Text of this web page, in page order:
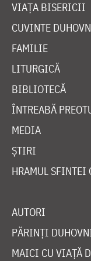
VIAȚA BISERICII
CUVINTE
FAMILIE
LITURGICĂ
BIBLIOTECĂ
ÎNTREABĂ
MEDIA
ȘTIRI
HRAMUL SFINTEI
AUTORI
PĂRINȚI
MAICI CU VIAȚĂ